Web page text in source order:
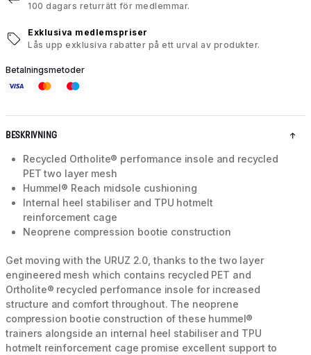
100 dagars returrätt för medlemmar.
Exklusiva medlemspriser
Lås upp exklusiva rabatter på ett urval av produkter.
Betalningsmetoder
BESKRIVNING
Recycled Ortholite® performance insole and recycled
PET two layer mesh
Hummel® Reach midsole cushioning
Internal heel stabiliser and TPU hotmelt
reinforcement cage
Neoprene compression bootie construction
Get moving with the URUZ 2.0, thanks to the two layer
engineered mesh which contains recycled PET and
Ortholite® recycled performance insole for increased
structure and comfort throughout. The neoprene
compression bootie construction of these hummel®
trainers alongside an internal heel stabiliser and TPU
hotmelt reinforcement cage promise excellent support to